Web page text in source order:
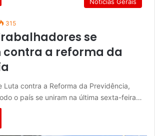
Notícias Gerais
315
se
contra a reforma da
Luta contra a Reforma da Previdência,
o país se uniram na última sexta-feira…